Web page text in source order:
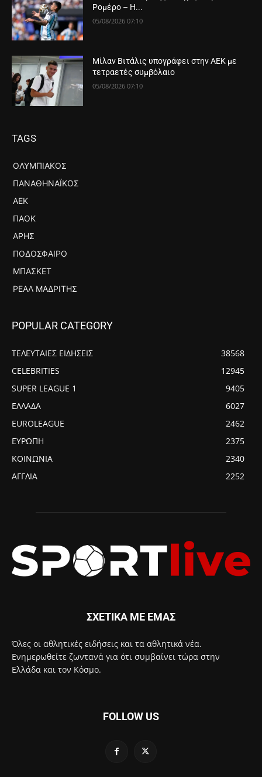
Ρομέρο – Η...
05/08/2026 07:10
Μίλαν Βιτάλις υπογράφει στην ΑΕΚ με
τετραετές συμβόλαιο
05/08/2026 07:10
TAGS
ΟΛΥΜΠΙΑΚΌΣ
ΠΑΝΑΘΗΝΑΪΚΌΣ
ΑΕΚ
ΠΑΟΚ
ΆΡΗΣ
ΠΟΔΌΣΦΑΙΡΟ
ΜΠΆΣΚΕΤ
ΡΕΆΛ ΜΑΔΡΊΤΗΣ
POPULAR CATEGORY
ΤΕΛΕΥΤΑΙΕΣ ΕΙΔΗΣΕΙΣ
38568
CELEBRITIES
12945
SUPER LEAGUE 1
9405
ΕΛΛΑΔΑ
6027
EUROLEAGUE
2462
ΕΥΡΩΠΗ
2375
ΚΟΙΝΩΝΙΑ
2340
ΑΓΓΛΙΑ
2252
ΣΧΕΤΙΚΑ ΜΕ ΕΜΑΣ
Όλες οι αθλητικές ειδήσεις και τα αθλητικά νέα.
Ενημερωθείτε ζωντανά για ότι συμβαίνει τώρα στην
Ελλάδα και τον Κόσμο.
FOLLOW US